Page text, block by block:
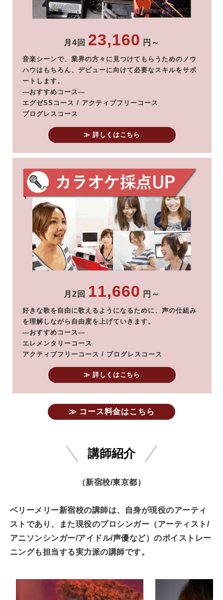
月4回 23,160 円～
音楽シーンで、業界の方々に見つけてもらうためのノウ
ハウはもちろん、デビューに向けて必要なスキルをサポ
ートします。
―おすすめコース―
エグゼSSコース / アクティブフリーコース
プログレスコース
≫ 詳しくはこちら
月2回 11,660 円～
好きな歌を自由に歌えるようになるために、声の仕組み
を理解しながら自由度を上げていきます。
―おすすめコース―
エレメンタリーコース
アクティブフリーコース / プログレスコース
≫ 詳しくはこちら
≫ コース料金はこちら
講師紹介
（新宿校/東京都）
ベリーメリー新宿校の講師は、自身が現役のアーティ
ストであり、また現役のプロシンガー（アーティスト/
アニソンシンガー/アイドル/声優など）のボイストレー
ニングも担当する実力派の講師です。